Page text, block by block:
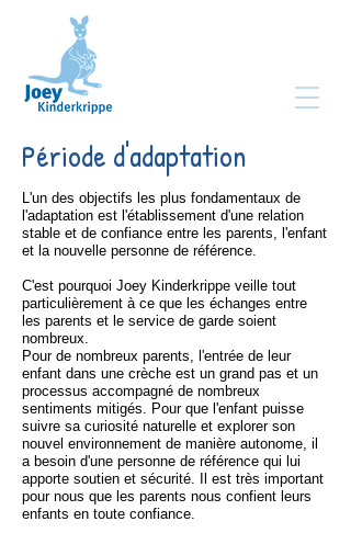
Période d'adaptation
L'un des objectifs les plus fondamentaux de
l'adaptation est l'établissement d'une relation
stable et de confiance entre les parents, l'enfant
et la nouvelle personne de référence.
C'est pourquoi Joey Kinderkrippe veille tout
particulièrement à ce que les échanges entre
les parents et le service de garde soient
nombreux.
Pour de nombreux parents, l'entrée de leur
enfant dans une crèche est un grand pas et un
processus accompagné de nombreux
sentiments mitigés. Pour que l'enfant puisse
suivre sa curiosité naturelle et explorer son
nouvel environnement de manière autonome, il
a besoin d'une personne de référence qui lui
apporte soutien et sécurité. Il est très important
pour nous que les parents nous confient leurs
enfants en toute confiance.